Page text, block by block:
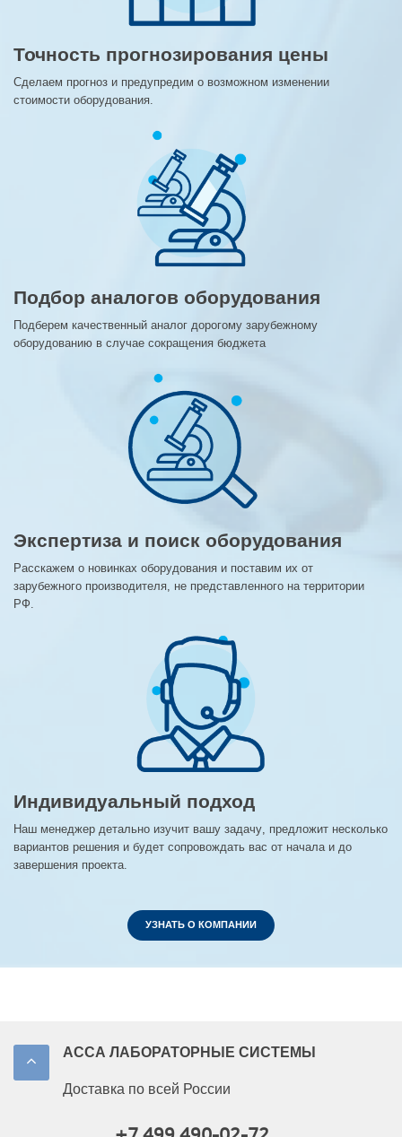
Точность прогнозирования цены
Сделаем прогноз и предупредим о возможном изменении
стоимости оборудования.
Подбор аналогов оборудования
Подберем качественный аналог дорогому зарубежному
оборудованию в случае сокращения бюджета
Экспертиза и поиск оборудования
Расскажем о новинках оборудования и поставим их от
зарубежного производителя, не представленного на территории
РФ.
Индивидуальный подход
Наш менеджер детально изучит вашу задачу, предложит несколько
вариантов решения и будет сопровождать вас от начала и до
завершения проекта.
УЗНАТЬ О КОМПАНИИ
АССА ЛАБОРАТОРНЫЕ СИСТЕМЫ
Доставка по всей России